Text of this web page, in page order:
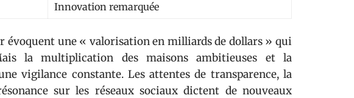
Innovation remarquée
évoquent une « valorisation en milliards de dollars » qui
la multiplication des maisons ambitieuses et la
vigilance constante. Les attentes de transparence, la
sur les réseaux sociaux dictent de nouveaux